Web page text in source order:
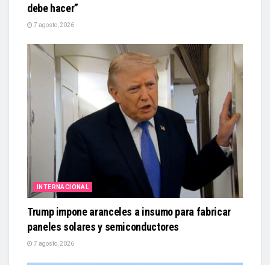
debe hacer”
7 agosto, 2026
INTERNACIONAL
Trump impone aranceles a insumo para fabricar
paneles solares y semiconductores
7 agosto, 2026